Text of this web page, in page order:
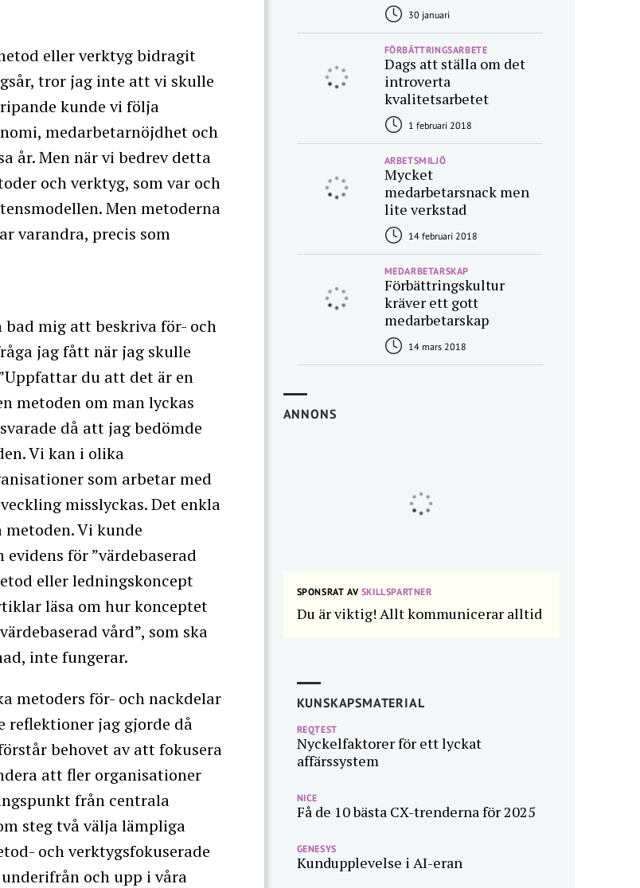
eller verktyg bidragit
tror jag inte att vi skulle
kunde vi följa
medarbetarnöjdhet och
år. Men när vi bedrev detta
och verktyg, som var och
Men metoderna
varandra, precis som
mig att beskriva för- och
jag fått när jag skulle
du att det är en
metoden om man lyckas
då att jag bedömde
Vi kan i olika
som arbetar med
misslyckas. Det enkla
Vi kunde
för ”värdebaserad
eller ledningskoncept
läsa om hur konceptet
vård”, som ska
inte fungerar.
metoders för- och nackdelar
jag gjorde då
behovet av att fokusera
att fler organisationer
från centrala
steg två välja lämpliga
och verktygsfokuserade
och upp i våra
30 januari
FÖRBÄTTRINGSARBETE
Dags att ställa om det
introverta
kvalitetsarbetet
1 februari 2018
ARBETSMILJÖ
Mycket
medarbetarsnack men
lite verkstad
14 februari 2018
MEDARBETARSKAP
Förbättringskultur
kräver ett gott
medarbetarskap
14 mars 2018
ANNONS
SPONSRAT AVSKILLSPARTNER
Du är viktig! Allt kommunicerar alltid
KUNSKAPSMATERIAL
REQTEST
Nyckelfaktorer för ett lyckat
affärssystem
NICE
Få de 10 bästa CX-trenderna för 2025
GENESYS
Kundupplevelse i AI-eran